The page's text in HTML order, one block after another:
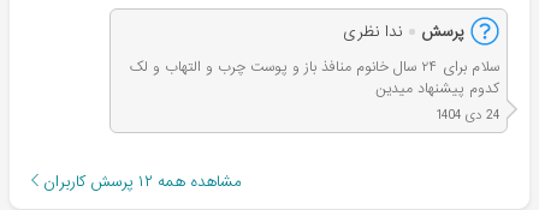
پرسش ندا نظری
سلام برای ۲۴ سال خانوم منافذ باز و پوست چرب و التهاب و لک
کدوم پیشنهاد میدین
24 دی 1404
مشاهده همه ۱۲ پرسش کاربران